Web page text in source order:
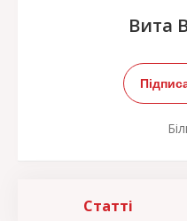
Вита
Статті